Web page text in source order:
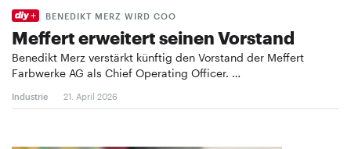
BENEDIKT MERZ WIRD COO
Meffert erweitert seinen Vorstand
Benedikt Merz verstärkt künftig den Vorstand der Meffert
Farbwerke AG als Chief Operating Officer. …
Industrie 21. April 2026